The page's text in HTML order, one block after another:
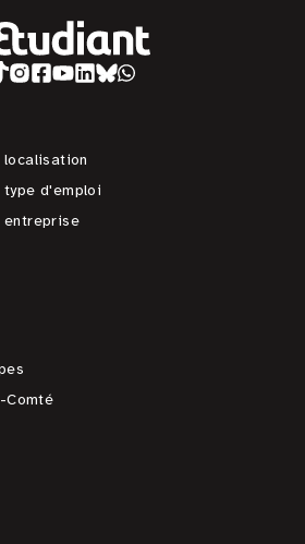
d'emploi
entreprise
Comté